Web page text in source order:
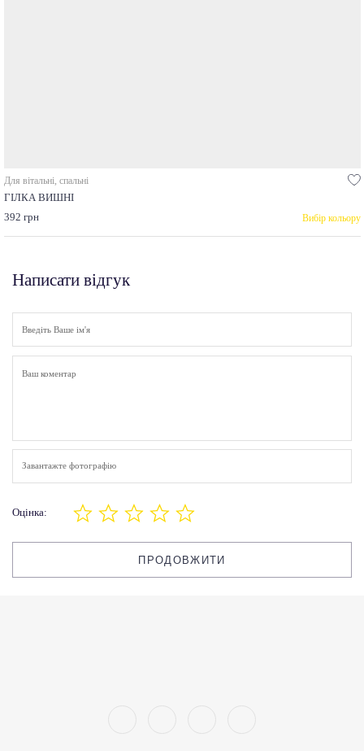
Для вітальні, спальні
ГІЛКА ВИШНІ
392 грн
Вибір кольору
Написати відгук
Завантажте фотографію
Оцінка:
ПРОДОВЖИТИ